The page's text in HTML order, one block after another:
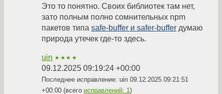
Это то понятно. Своих библиотек там нет,
зато полным полно сомнительных npm
пакетов типа safe-buffer и safer-buffer думаю
природа утечек где-то здесь.
uin ★★★★
09.12.2025 09:19:24 +00:00
Последнее исправление: uin 09.12.2025 09:21:51
+00:00 (всего исправлений: 1)